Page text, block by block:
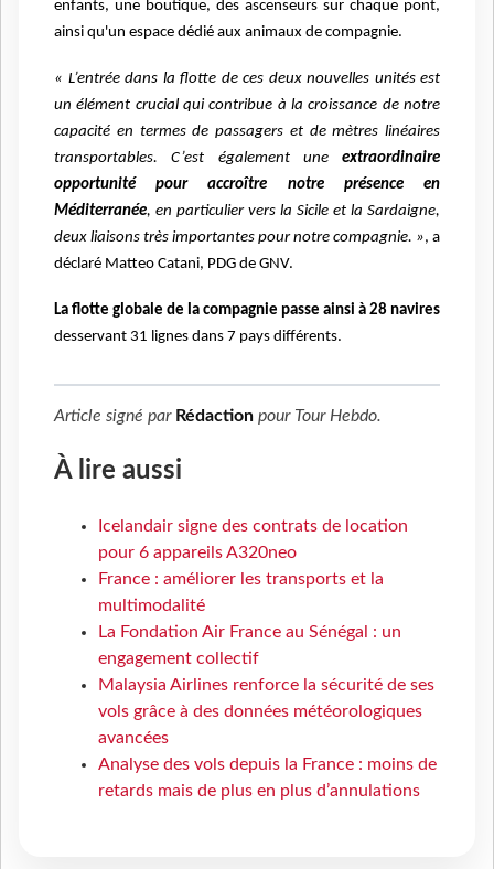
enfants, une boutique, des ascenseurs sur chaque pont,
ainsi qu'un espace dédié aux animaux de compagnie.
« L’entrée dans la flotte de ces deux nouvelles unités est
un élément crucial qui contribue à la croissance de notre
capacité en termes de passagers et de mètres linéaires
transportables. C’est également uneextraordinaire
opportunité pour accroître notre présence en
Méditerranée, en particulier vers la Sicile et la Sardaigne,
deux liaisons très importantes pour notre compagnie. », a
déclaré Matteo Catani, PDG de GNV.
La flotte globale de la compagnie passe ainsi à 28 navires
desservant 31 lignes dans 7 pays différents.
Article signé par Rédaction pour Tour Hebdo.
À lire aussi
Icelandair signe des contrats de location
pour 6 appareils A320neo
France : améliorer les transports et la
multimodalité
La Fondation Air France au Sénégal : un
engagement collectif
Malaysia Airlines renforce la sécurité de ses
vols grâce à des données météorologiques
avancées
Analyse des vols depuis la France : moins de
retards mais de plus en plus d’annulations